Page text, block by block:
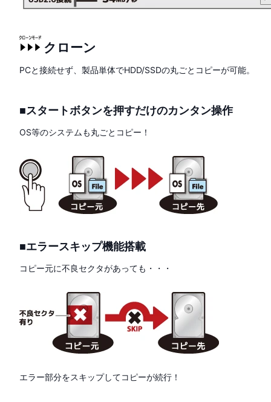
クローン
PCと接続せず、製品単体でHDD/SSDの丸ごとコピーが可能。
■スタートボタンを押すだけのカンタン操作
OS等のシステムも丸ごとコピー！
■エラースキップ機能搭載
コピー元に不良セクタがあっても・・・
エラー部分をスキップしてコピーが続行！